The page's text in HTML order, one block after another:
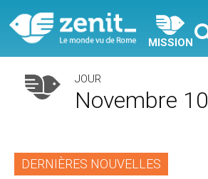
MISSION
JOUR
Novembre
DERNIÈRES NOUVELLES